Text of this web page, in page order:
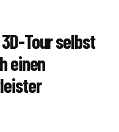
Tour selbst
einen